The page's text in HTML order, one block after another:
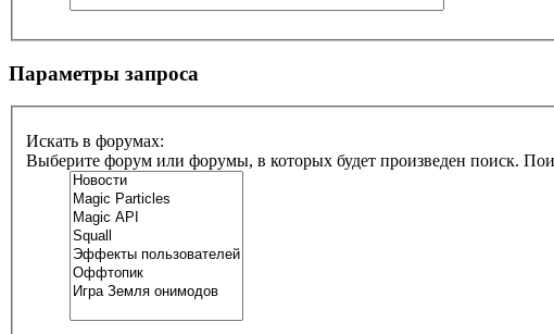
Параметры запроса
Искать в форумах:
Выберите форум или форумы, в которых будет произведен поиск.